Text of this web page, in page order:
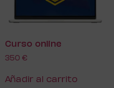
Curso online
350 €
Añadir al carrito